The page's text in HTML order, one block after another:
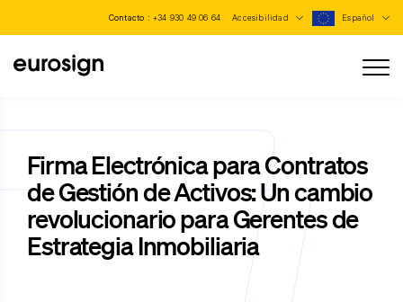
Contacto : +34 930 49 06 64 Accesibilidad Español
Firma Electrónica para Contratos
de Gestión de Activos: Un cambio
revolucionario para Gerentes de
Estrategia Inmobiliaria